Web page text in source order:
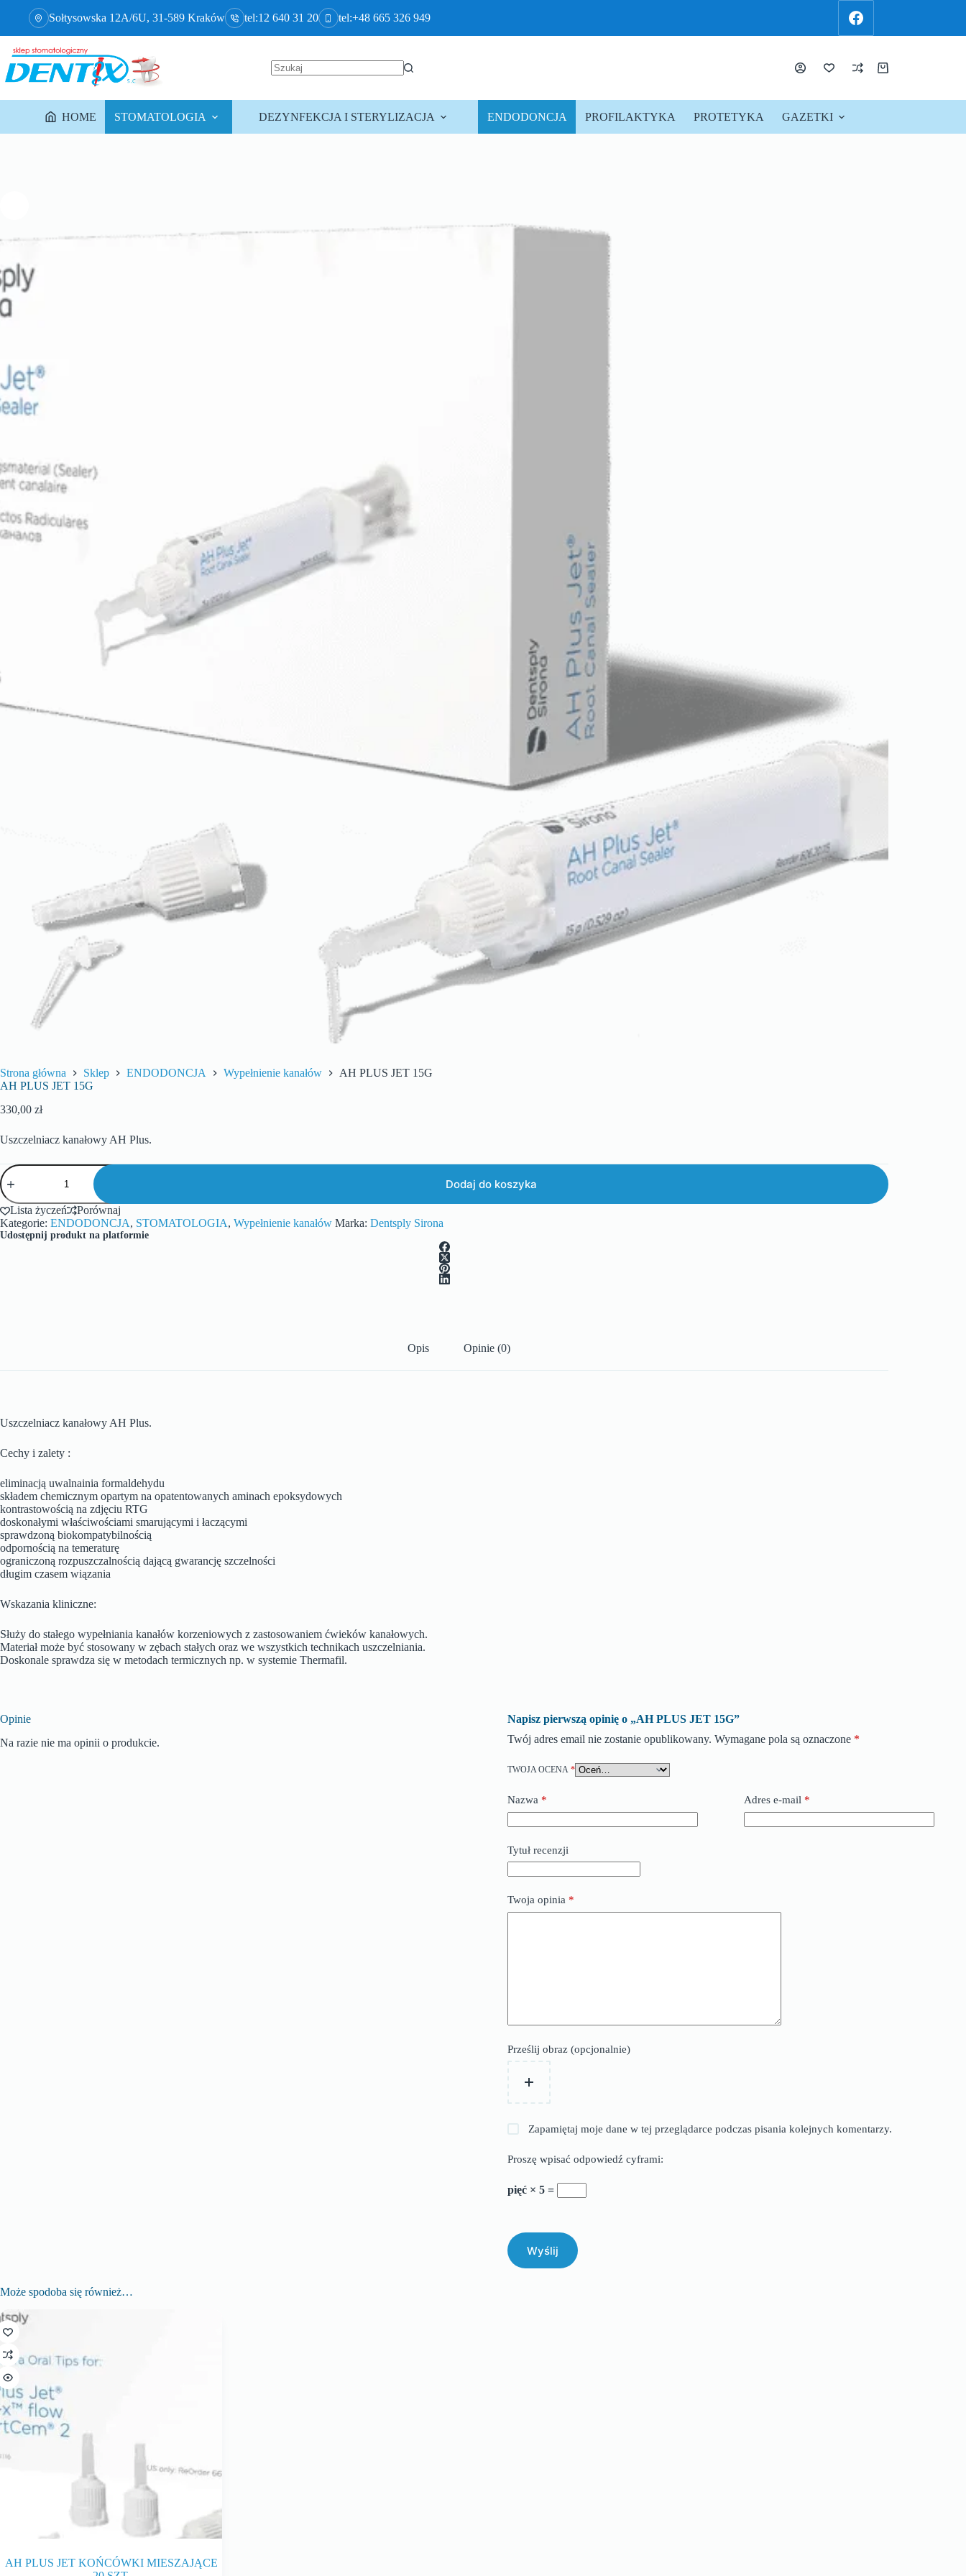
Sołtysowska 12A/6U, 31-589 Kraków tel:12 640 31 20 tel:+48 665 326 949
HOME STOMATOLOGIA DEZYNFEKCJA I STERYLIZACJA ENDODONCJA PROFILAKTYKA PROTETYKA GAZETKI
Strona główna Sklep ENDODONCJA Wypełnienie kanałów
AH PLUS JET 15G
AH PLUS JET 15G
330,00 zł
Uszczelniacz kanałowy AH Plus.
Dodaj do koszyka
Lista życzeń
Porównaj
Kategorie: ENDODONCJA, STOMATOLOGIA, Wypełnienie kanałów Marka: Dentsply Sirona
Udostępnij produkt na platformie
Opis Opinie (0)
Uszczelniacz kanałowy AH Plus.
Cechy i zalety :
eliminacją uwalnainia formaldehydu
składem chemicznym opartym na opatentowanych aminach epoksydowych
kontrastowością na zdjęciu RTG
doskonałymi właściwościami smarującymi i łaczącymi
sprawdzoną biokompatybilnością
odpornością na temeraturę
ograniczoną rozpuszczalnością dającą gwarancję szczelności
długim czasem wiązania
Wskazania kliniczne:
Służy do stałego wypełniania kanałów korzeniowych z zastosowaniem ćwieków kanałowych.
Materiał może być stosowany w zębach stałych oraz we wszystkich technikach uszczelniania.
Doskonale sprawdza się w metodach termicznych np. w systemie Thermafil.
Opinie
Na razie nie ma opinii o produkcie.
Napisz pierwszą opinię o „AH PLUS JET 15G”
Twój adres email nie zostanie opublikowany. Wymagane pola są oznaczone *
TWOJA OCENA *
Nazwa * Adres e-mail *
Tytuł recenzji
Twoja opinia *
Prześlij obraz (opcjonalnie)
Zapamiętaj moje dane w tej przeglądarce podczas pisania kolejnych komentarzy.
Proszę wpisać odpowiedź cyframi:
pięć × 5 =
Wyślij
Może spodoba się również…
AH PLUS JET KOŃCÓWKI MIESZAJĄCE